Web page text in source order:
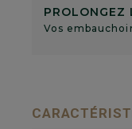
PROLONGEZ
Vos